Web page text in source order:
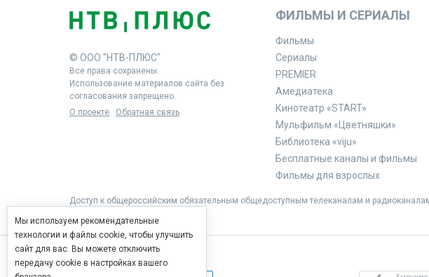
© ООО "НТВ-ПЛЮС"
Все права сохранены.
Использование материалов сайта без
согласования запрещено.
О проекте
Обратная связь
ФИЛЬМЫ И СЕРИАЛЫ
Фильмы
Сериалы
PREMIER
Амедиатека
Кинотеатр «START»
Мульфильм «Цветняшки»
Библиотека «viju»
Бесплатные каналы и фильмы
Фильмы для взрослых
Доступ к общероссийским обязательным общедоступным телеканалам и
Мы используем рекомендательные
технологии и файлы cookie, чтобы улучшить
сайт для вас. Вы можете отключить
передачу cookie в настройках вашего